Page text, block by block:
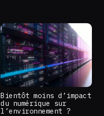
Bientôt moins d’impact
du numérique sur
l’environnement ?